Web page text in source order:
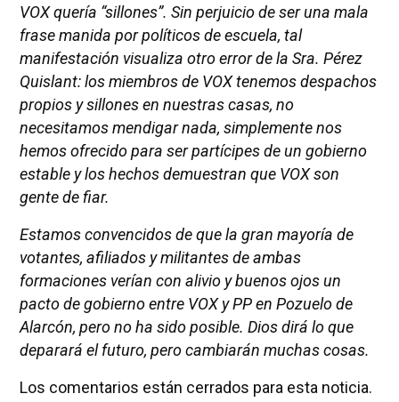
VOX quería “sillones”. Sin perjuicio de ser una mala
frase manida por políticos de escuela, tal
manifestación visualiza otro error de la Sra. Pérez
Quislant: los miembros de VOX tenemos despachos
propios y sillones en nuestras casas, no
necesitamos mendigar nada, simplemente nos
hemos ofrecido para ser partícipes de un gobierno
estable y los hechos demuestran que VOX son
gente de fiar.
Estamos convencidos de que la gran mayoría de
votantes, afiliados y militantes de ambas
formaciones verían con alivio y buenos ojos un
pacto de gobierno entre VOX y PP en Pozuelo de
Alarcón, pero no ha sido posible. Dios dirá lo que
deparará el futuro, pero cambiarán muchas cosas.
Los comentarios están cerrados para esta noticia.